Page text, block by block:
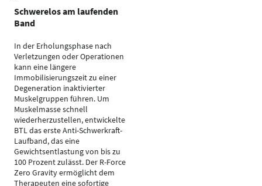
Schwerelos am laufenden
Band
In der Erholungsphase nach
Verletzungen oder Operationen
kann eine längere
Immobilisierungszeit zu einer
Degeneration inaktivierter
Muskelgruppen führen. Um
Muskelmasse schnell
wiederherzustellen, entwickelte
BTL das erste Anti-Schwerkraft-
Laufband, das eine
Gewichtsentlastung von bis zu
100 Prozent zulässt. Der R-Force
Zero Gravity ermöglicht dem
Therapeuten eine sofortige